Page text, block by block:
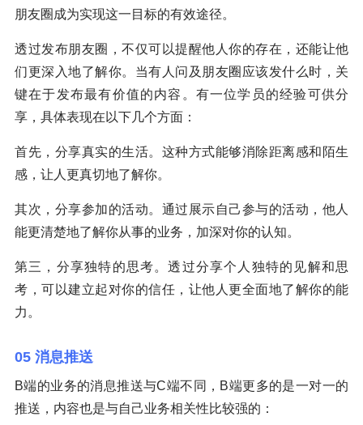
朋友圈成为实现这一目标的有效途径。
透过发布朋友圈，不仅可以提醒他人你的存在，还能让他
们更深入地了解你。当有人问及朋友圈应该发什么时，关
键在于发布最有价值的内容。有一位学员的经验可供分
享，具体表现在以下几个方面：
首先，分享真实的生活。这种方式能够消除距离感和陌生
感，让人更真切地了解你。
其次，分享参加的活动。通过展示自己参与的活动，他人
能更清楚地了解你从事的业务，加深对你的认知。
第三，分享独特的思考。透过分享个人独特的见解和思
考，可以建立起对你的信任，让他人更全面地了解你的能
力。
05 消息推送
B端的业务的消息推送与C端不同，B端更多的是一对一的
推送，内容也是与自己业务相关性比较强的：